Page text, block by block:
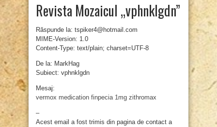
Revista Mozaicul „vphnklgdn”
Răspunde la: tspiker4@hotmail.com
MIME-Version: 1.0
Content-Type: text/plain; charset=UTF-8
De la: MarkHag
Subiect: vphnklgdn
Mesaj:
vermox medication finpecia 1mg zithromax
–
Acest email a fost trimis din pagina de contact a